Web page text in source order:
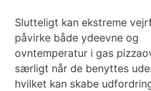
Slutteligt kan ekstreme
påvirke både ydeevne og
ovntemperatur i gas
særligt når de benyttes
hvilket kan skabe